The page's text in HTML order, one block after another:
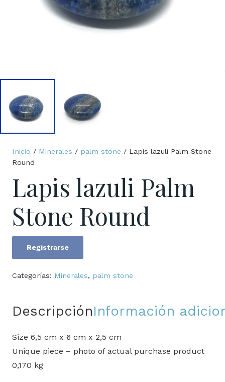
Inicio / Minerales / palm stone / Lapis lazuli Palm Stone
Round
Lapis lazuli Palm
Stone Round
Palm
Round
Registrarse
Categorías: Minerales, palm stone
DescripciónInformación
Size 6,5 cm x 6 cm x 2,5 cm
Unique piece – photo of actual purchase product
0,170 kg